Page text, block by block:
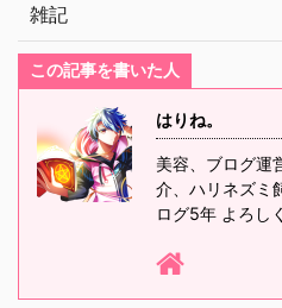
雑記
この記事を書いた人
はりね。
美容、ブログ運
介、ハリネズミ
ログ5年 よろし